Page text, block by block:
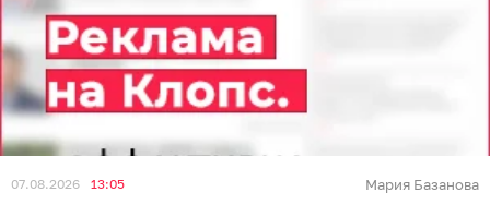
07.08.2026 13:05 Мария Базанова